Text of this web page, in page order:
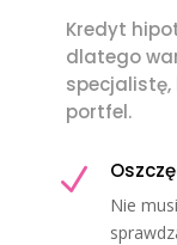
Kredyt
dlatego
specjalistę,
portfel.
N
Nie